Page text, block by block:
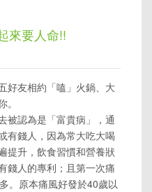
來要人命!!
好友相約「嗑」火鍋、大
被認為是「富貴病」，通
有錢人，因為常大吃大喝
提升，飲食習慣和營養狀
錢人的專利；且第一次痛
。原本痛風好發於40歲以